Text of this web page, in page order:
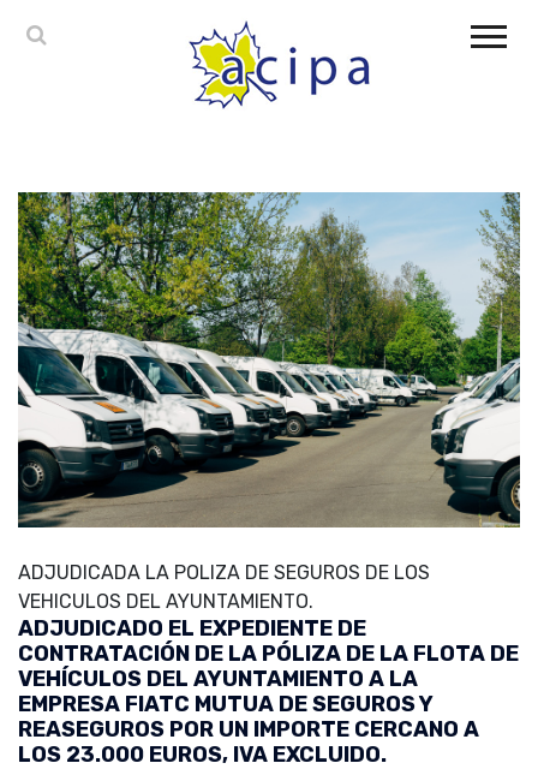
ADJUDICADA LA POLIZA DE SEGUROS DE LOS
VEHICULOS DEL AYUNTAMIENTO.
ADJUDICADO EL EXPEDIENTE DE
CONTRATACIÓN DE LA PÓLIZA DE LA FLOTA DE
VEHÍCULOS DEL AYUNTAMIENTO A LA
EMPRESA FIATC MUTUA DE SEGUROS Y
REASEGUROS POR UN IMPORTE CERCANO A
LOS 23.000 EUROS, IVA EXCLUIDO.